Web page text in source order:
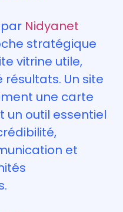
Nidyanet
stratégique
vitrine utile,
Un site
une carte
un outil essentiel
et